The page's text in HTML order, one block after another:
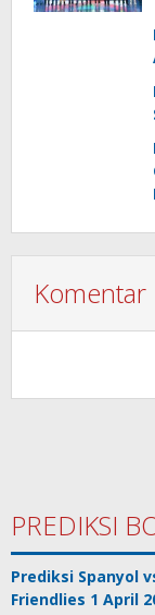
Komentar
PREDIKSI
Prediksi Spanyol
Friendlies 1 April